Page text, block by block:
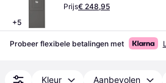
+5
Prijs€ 248,95
Probeer flexibele betalingen met
Kleur Aanbevolen